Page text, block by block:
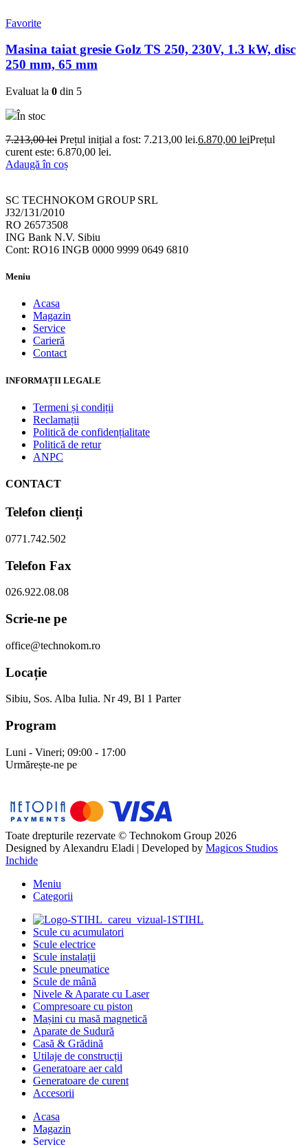
Favorite
Masina taiat gresie Golz TS 250, 230V, 1.3 kW, disc
250 mm, 65 mm
Evaluat la 0 din 5
În stoc
7.213,00lei Prețul inițial a fost: 7.213,00 lei.6.870,00 leiPrețul
curent este: 6.870,00 lei.
Adaugă în coș
SC TECHNOKOM GROUP SRL
J32/131/2010
RO 26573508
ING Bank N.V. Sibiu
Cont: RO16 INGB 0000 9999 0649 6810
Meniu
Acasa
Magazin
Service
Carieră
Contact
INFORMAȚII LEGALE
Termeni și condiții
Reclamații
Politică de confidențialitate
Politică de retur
ANPC
CONTACT
Telefon clienți
0771.742.502
Telefon Fax
026.922.08.08
Scrie-ne pe
office@technokom.ro
Locație
Sibiu, Sos. Alba Iulia. Nr 49, Bl 1 Parter
Program
Luni - Vineri; 09:00 - 17:00
Urmărește-ne pe
Toate drepturile rezervate © Technokom Group 2026
Designed by Alexandru Eladi | Developed by Magicos Studios
Inchide
Meniu
Categorii
STIHL
Scule cu acumulatori
Scule electrice
Scule instalații
Scule pneumatice
Scule de mână
Nivele & Aparate cu Laser
Compresoare cu piston
Mașini cu masă magnetică
Aparate de Sudură
Casă & Grădină
Utilaje de construcții
Generatoare aer cald
Generatoare de curent
Accesorii
Acasa
Magazin
Service